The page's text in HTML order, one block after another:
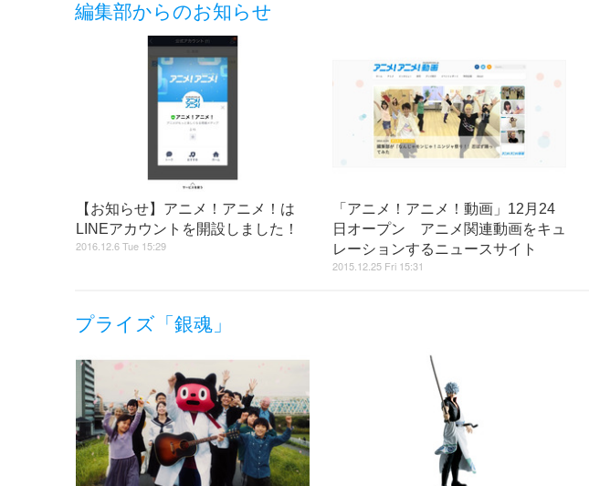
編集部からのお知らせ
【お知らせ】アニメ！アニメ！は
LINEアカウントを開設しました！
2016.12.6 Tue 15:29
「アニメ！アニメ！動画」12月24
日オープン アニメ関連動画をキュ
レーションするニュースサイト
2015.12.25 Fri 15:31
プライズ「銀魂」